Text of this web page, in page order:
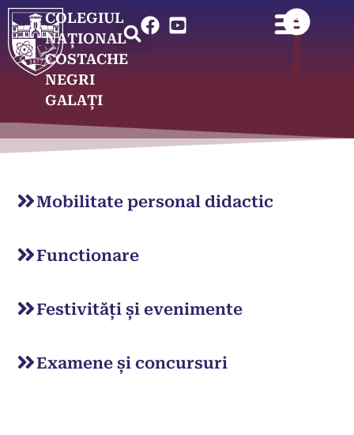
COLEGIUL
NAȚIONAL
COSTACHE
NEGRI
GALAȚI
Mobilitate personal didactic
Functionare
Festivități și evenimente
Examene și concursuri